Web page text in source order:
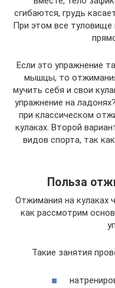
сгибаются, грудь
При этом все
Если это упражнение
мышцы, то
мучить себя и свои
упражнение на
при классическом
кулаках. Второй
видов спорта, так
Польза
Отжимания на кулаках
как рассмотрим
Такие занятия